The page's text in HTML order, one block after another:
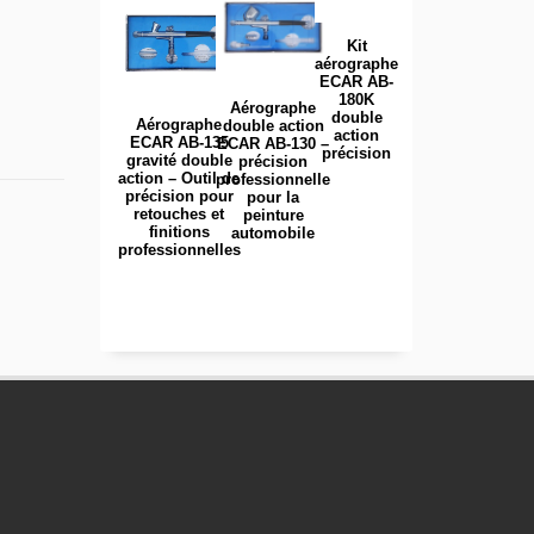
Aérographe
ECAR AB-135
gravité double
action – Outil de
précision pour
retouches et
finitions
professionnelles
Aérographe
double action
ECAR AB-130 –
précision
professionnelle
pour la
peinture
automobile
Kit
aérographe
ECAR AB-
180K
double
action
précision